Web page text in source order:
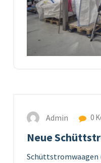
Admin 0
Neue
Schüttstromwaagen